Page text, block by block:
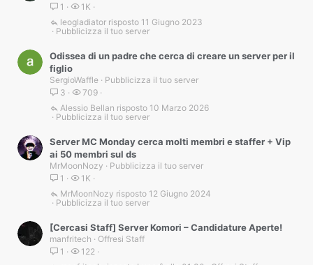
1
1K
Pubblicizza il tuo server
11 Giugno 2023
leogladiator
Odissea di un padre che cerca di creare un server per il
figlio
SergioWaffle
Pubblicizza il tuo server
3
709
Pubblicizza il tuo server
10 Marzo 2026
Alessio Bellan
Server MC Monday cerca molti membri e staffer + Vip
ai 50 membri sul ds
MrMoonNozy
Pubblicizza il tuo server
1
1K
Pubblicizza il tuo server
12 Giugno 2024
MrMoonNozy
[Cercasi Staff] Server Komori – Candidature Aperte!
manfritech
Offresi Staff
1
122